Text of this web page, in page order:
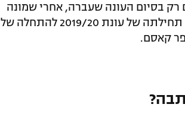
בסיום העונה שעברה, אחרי שמונה
באוקטובר 2022, ולפני כן אימן את הקבוצה שנה אחת, בין תחילתה של עונת 2019/20 להתחלה של
קאסם.